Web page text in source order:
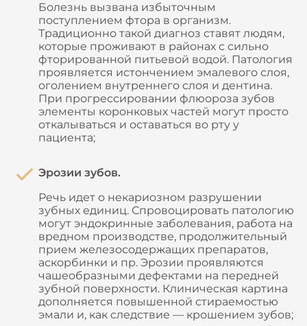
Болезнь вызвана избыточным
поступлением фтора в организм.
Традиционно такой диагноз ставят людям,
которые проживают в районах с сильно
фторированной питьевой водой. Патология
проявляется истончением эмалевого слоя,
оголением внутреннего слоя и дентина.
При прогрессировании флюороза зубов
элементы коронковых частей могут просто
откалываться и оставаться во рту у
пациента;
Эрозии зубов.
Речь идет о некариозном разрушении
зубных единиц. Спровоцировать патологию
могут эндокринные заболевания, работа на
вредном производстве, продолжительный
прием железосодержащих препаратов,
аскорбинки и пр. Эрозии проявляются
чашеобразными дефектами на передней
зубной поверхности. Клиническая картина
дополняется повышенной стираемостью
эмали и, как следствие — крошением зубов;